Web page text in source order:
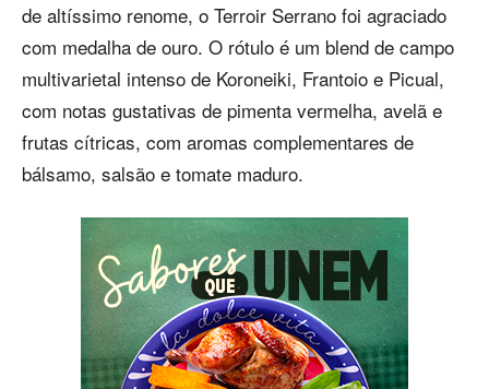
de altíssimo renome, o Terroir Serrano foi agraciado
com medalha de ouro. O rótulo é um blend de campo
multivarietal intenso de Koroneiki, Frantoio e Picual,
com notas gustativas de pimenta vermelha, avelã e
frutas cítricas, com aromas complementares de
bálsamo, salsão e tomate maduro.